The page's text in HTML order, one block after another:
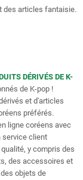
des articles fantaisie.
DÉRIVÉS DE K-
de K-pop !
et d'articles
préférés.
ligne coréens avec
service client
y compris des
des accessoires et
objets de